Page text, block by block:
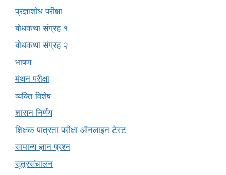
प्रज्ञाशोध परीक्षा
बोधकथा संग्रह १
बोधकथा संग्रह २
भाषण
मंथन परीक्षा
व्यक्ति विशेष
शासन निर्णय
शिक्षक पात्रता परीक्षा ऑनलाइन टेस्ट
सामान्य ज्ञान प्रश्न
सूत्रसंचालन